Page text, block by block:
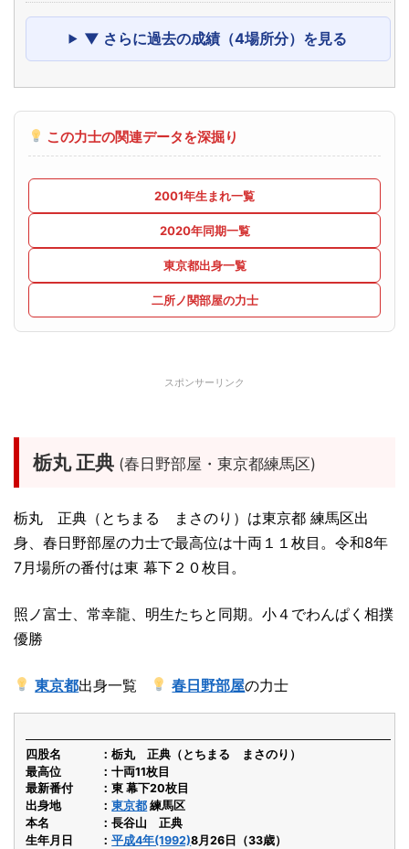
▼ さらに過去の成績（4場所分）を見る
この力士の関連データを深掘り
2001年生まれ一覧
2020年同期一覧
東京都出身一覧
二所ノ関部屋の力士
スポンサーリンク
栃丸 正典 (春日野部屋・東京都練馬区)
栃丸 正典（とちまる まさのり）は東京都 練馬区出
身、春日野部屋の力士で最高位は十両１１枚目。令和8年
7月場所の番付は東 幕下２０枚目。
照ノ富士、常幸龍、明生たちと同期。小４でわんぱく相撲
優勝
東京都出身一覧 春日野部屋の力士
四股名
栃丸 正典（とちまる まさのり）
最高位
十両11枚目
最新番付
東 幕下20枚目
出身地
東京都 練馬区
本名
長谷山 正典
生年月日
平成4年(1992)8月26日（33歳）